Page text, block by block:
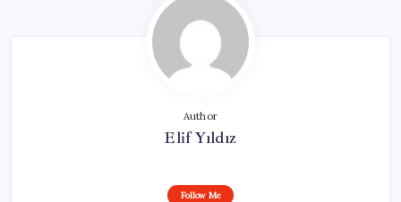
Author
Elif Yıldız
Follow Me